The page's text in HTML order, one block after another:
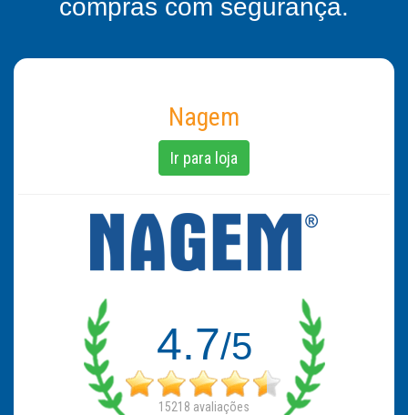
compras com segurança.
Nagem
Ir para loja
4.7/5
15218 avaliações